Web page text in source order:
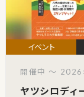
ヤツシロディ
開催中 ～